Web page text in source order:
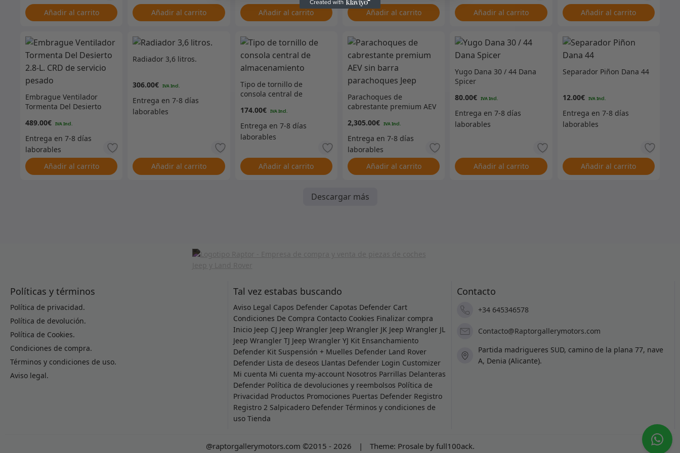
Añadir al carrito Añadir al carrito Añadir al carrito Añadir al carrito Añadir al carrito Añadir al carrito
Embrague Ventilador
Tormenta Del Desierto
pesado
489.00€
Añadir al carrito
Radiador 3,6 litros.
306.00€
Añadir al carrito
Tipo de tornillo de
consola central de
174.00€
Añadir al carrito
Parachoques de
cabrestante premium AEV
Jeep
2,305.00€
Añadir al carrito
Yugo Dana 30 / 44 Dana
Spicer
80.00€
Añadir al carrito
Separador Piñon Dana 44
12.00€
Añadir al carrito
Descargar más
Políticas y términos
Política de privacidad.
Política de devolución.
Política de Cookies.
Condiciones de compra.
Términos y condiciones de uso.
Aviso legal.
Tal vez estabas buscando
Aviso Legal Capos Defender Capotas Defender Cart
Condiciones De Compra Contacto Cookies Finalizar compra
Inicio Jeep CJ Jeep Wrangler Jeep Wrangler JK Jeep Wrangler JL
Jeep Wrangler TJ Jeep Wrangler YJ Kit Ensanchamiento
Defender Kit Suspensión + Muelles Defender Land Rover
Defender Lista de deseos Llantas Defender Login Customizer
Mi cuenta Mi cuenta my-account Nosotros Parrillas Delanteras
Defender Política de devoluciones y reembolsos Política de
Privacidad Productos Promociones Puertas Defender Registro
Registro 2 Salpicadero Defender Términos y condiciones de
uso Tienda
Contacto
+34 645346578
Contacto@Raptorgallerymotors.com
Partida madrigueres SUD, camino de la plana 77, nave
A, Denia (Alicante).
@raptorgallerymotors.com ©2015 - 2026 | Theme: Prosaleby full100ack.